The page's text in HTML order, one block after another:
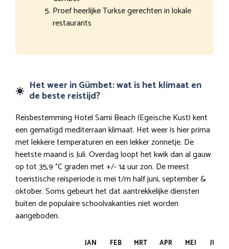
Proef heerlijke Turkse gerechten in lokale
restaurants
Het weer in Gümbet: wat is het klimaat en
de beste reistijd?
Reisbestemming Hotel Sami Beach (Egeïsche Kust) kent
een gematigd mediterraan klimaat. Het weer is hier prima
met lekkere temperaturen en een lekker zonnetje. De
heetste maand is Juli. Overdag loopt het kwik dan al gauw
op tot 35,9 °C graden met +/- 14 uur zon. De meest
toeristische reisperiode is mei t/m half juni, september &
oktober. Soms gebeurt het dat aantrekkelijke diensten
buiten de populaire schoolvakanties niet worden
aangeboden.
JAN FEB MRT APR MEI
JUN